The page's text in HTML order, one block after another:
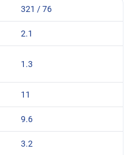
321 / 76
2.1
1.3
11
9.6
3.2